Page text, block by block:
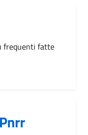
frequenti fatte